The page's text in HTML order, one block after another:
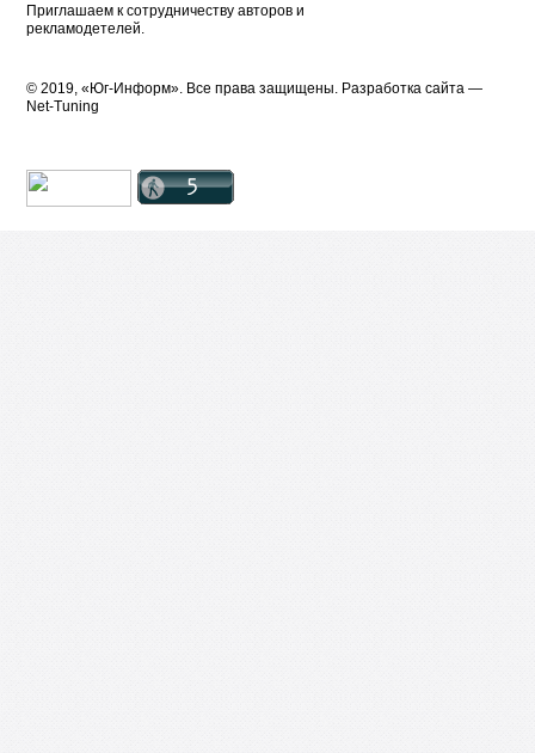
Приглашаем к сотрудничеству авторов и
рекламодетелей.
© 2019, «Юг-Информ». Все права защищены. Разработка cайта —
Net-Tuning